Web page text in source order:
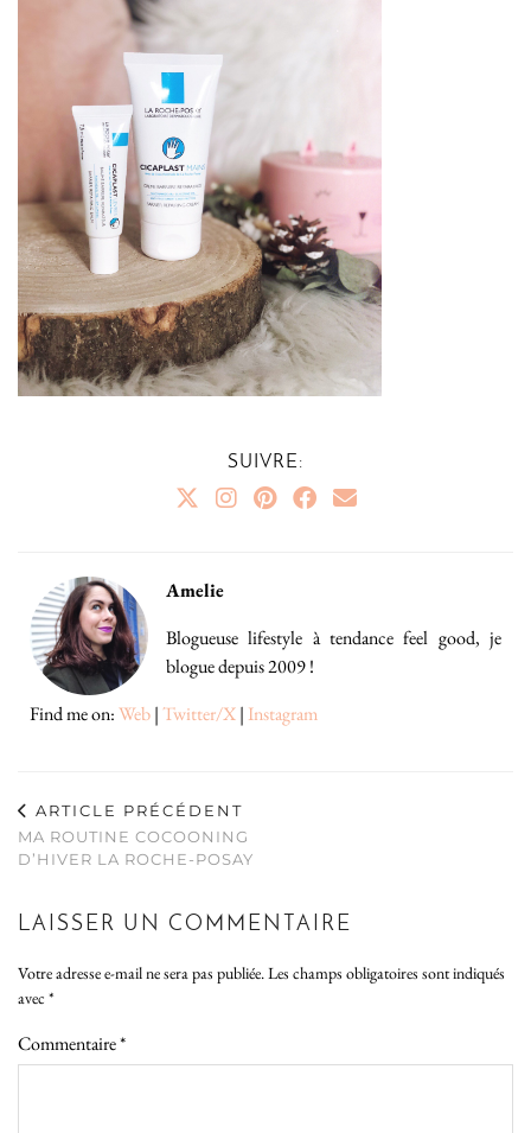
SUIVRE:
Amelie
Blogueuse lifestyle à tendance feel good, je
blogue depuis 2009 !
Find me on:Web|Twitter/X| Instagram
ARTICLE PRÉCÉDENT
MA ROUTINE COCOONING
D’HIVER LA ROCHE-POSAY
LAISSER UN COMMENTAIRE
Votre adresse e-mail ne sera pas publiée.Les champs obligatoires sont indiqués
avec *
Commentaire*